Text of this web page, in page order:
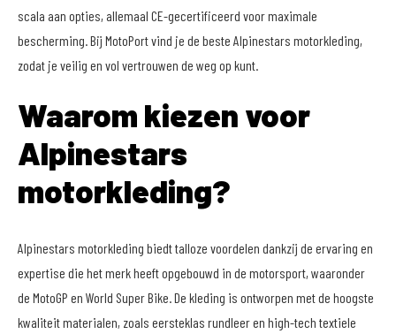
scala aan opties, allemaal CE-gecertificeerd voor maximale
bescherming. Bij MotoPort vind je de beste Alpinestars motorkleding,
zodat je veilig en vol vertrouwen de weg op kunt.
Waarom kiezen voor
Alpinestars
motorkleding?
Alpinestars motorkleding biedt talloze voordelen dankzij de ervaring en
expertise die het merk heeft opgebouwd in de motorsport, waaronder
de MotoGP en World Super Bike. De kleding is ontworpen met de hoogste
kwaliteit materialen, zoals eersteklas rundleer en high-tech textiele